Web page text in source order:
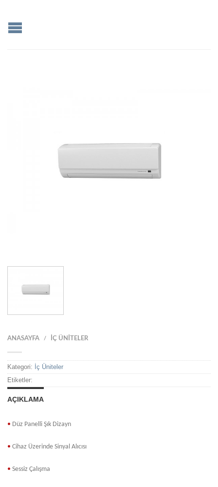
ANASAYFA / İÇ ÜNITELER
Kategori: İç Üniteler
Etiketler:
AÇIKLAMA
• Düz Panelli Şık Dizayn
• Cihaz Üzerinde Sinyal Alıcısı
• Sessiz Çalışma